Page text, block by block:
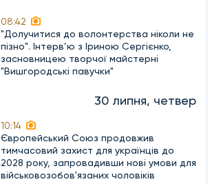
08:42
"Долучитися до волонтерства ніколи не
пізно". Інтерв’ю з Іриною Сергієнко,
засновницею творчої майстерні
"Вишгородські павучки"
30 липня, четвер
10:14
Європейський Союз продовжив
тимчасовий захист для українців до
2028 року, запровадивши нові умови для
військовозобов'язаних чоловіків